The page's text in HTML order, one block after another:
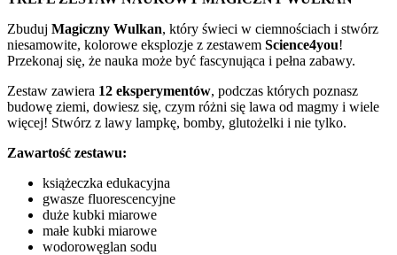
Zbuduj Magiczny Wulkan, który świeci w ciemnościach i stwórz
niesamowite, kolorowe eksplozje z zestawem Science4you!
Przekonaj się, że nauka może być fascynująca i pełna zabawy.
Zestaw zawiera 12 eksperymentów, podczas których poznasz
budowę ziemi, dowiesz się, czym różni się lawa od magmy i wiele
więcej! Stwórz z lawy lampkę, bomby, glutożelki i nie tylko.
Zawartość zestawu:
książeczka edukacyjna
gwasze fluorescencyjne
duże kubki miarowe
małe kubki miarowe
wodorowęglan sodu